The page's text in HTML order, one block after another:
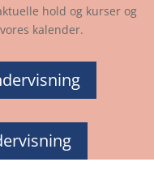
hold og kurser og
kalender.